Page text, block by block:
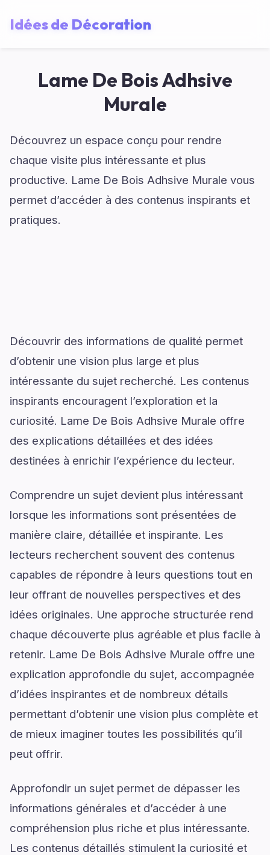
Idées de Décoration
Lame De Bois Adhsive
Murale
Découvrez un espace conçu pour rendre
chaque visite plus intéressante et plus
productive. Lame De Bois Adhsive Murale vous
permet d’accéder à des contenus inspirants et
pratiques.
Découvrir des informations de qualité permet
d’obtenir une vision plus large et plus
intéressante du sujet recherché. Les contenus
inspirants encouragent l’exploration et la
curiosité. Lame De Bois Adhsive Murale offre
des explications détaillées et des idées
destinées à enrichir l’expérience du lecteur.
Comprendre un sujet devient plus intéressant
lorsque les informations sont présentées de
manière claire, détaillée et inspirante. Les
lecteurs recherchent souvent des contenus
capables de répondre à leurs questions tout en
leur offrant de nouvelles perspectives et des
idées originales. Une approche structurée rend
chaque découverte plus agréable et plus facile à
retenir. Lame De Bois Adhsive Murale offre une
explication approfondie du sujet, accompagnée
d’idées inspirantes et de nombreux détails
permettant d’obtenir une vision plus complète et
de mieux imaginer toutes les possibilités qu’il
peut offrir.
Approfondir un sujet permet de dépasser les
informations générales et d’accéder à une
compréhension plus riche et plus intéressante.
Les contenus détaillés stimulent la curiosité et